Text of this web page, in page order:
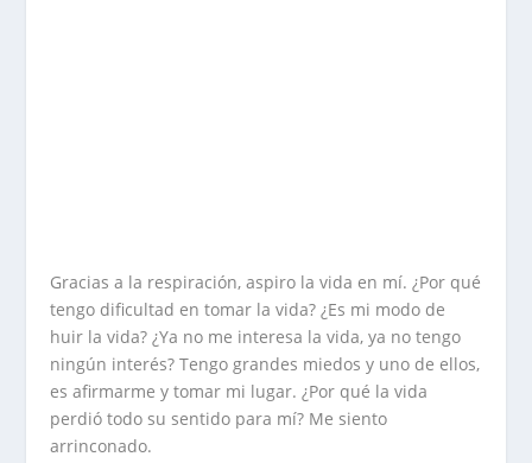
Gracias a la respiración, aspiro la vida en mí. ¿Por qué
tengo dificultad en tomar la vida? ¿Es mi modo de
huir la vida? ¿Ya no me interesa la vida, ya no tengo
ningún interés? Tengo grandes miedos y uno de ellos,
es afirmarme y tomar mi lugar. ¿Por qué la vida
perdió todo su sentido para mí? Me siento
arrinconado.